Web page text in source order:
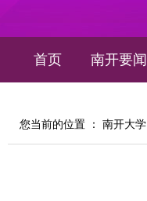
首页 南开要闻
您当前的位置 ： 南开大学